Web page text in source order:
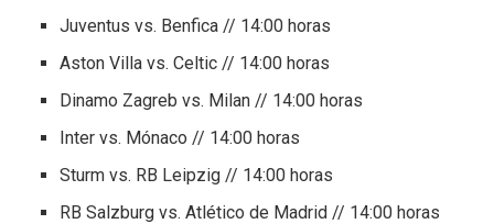
Juventus vs. Benfica // 14:00 horas
Aston Villa vs. Celtic // 14:00 horas
Dinamo Zagreb vs. Milan // 14:00 horas
Inter vs. Mónaco // 14:00 horas
Sturm vs. RB Leipzig // 14:00 horas
RB Salzburg vs. Atlético de Madrid // 14:00 horas